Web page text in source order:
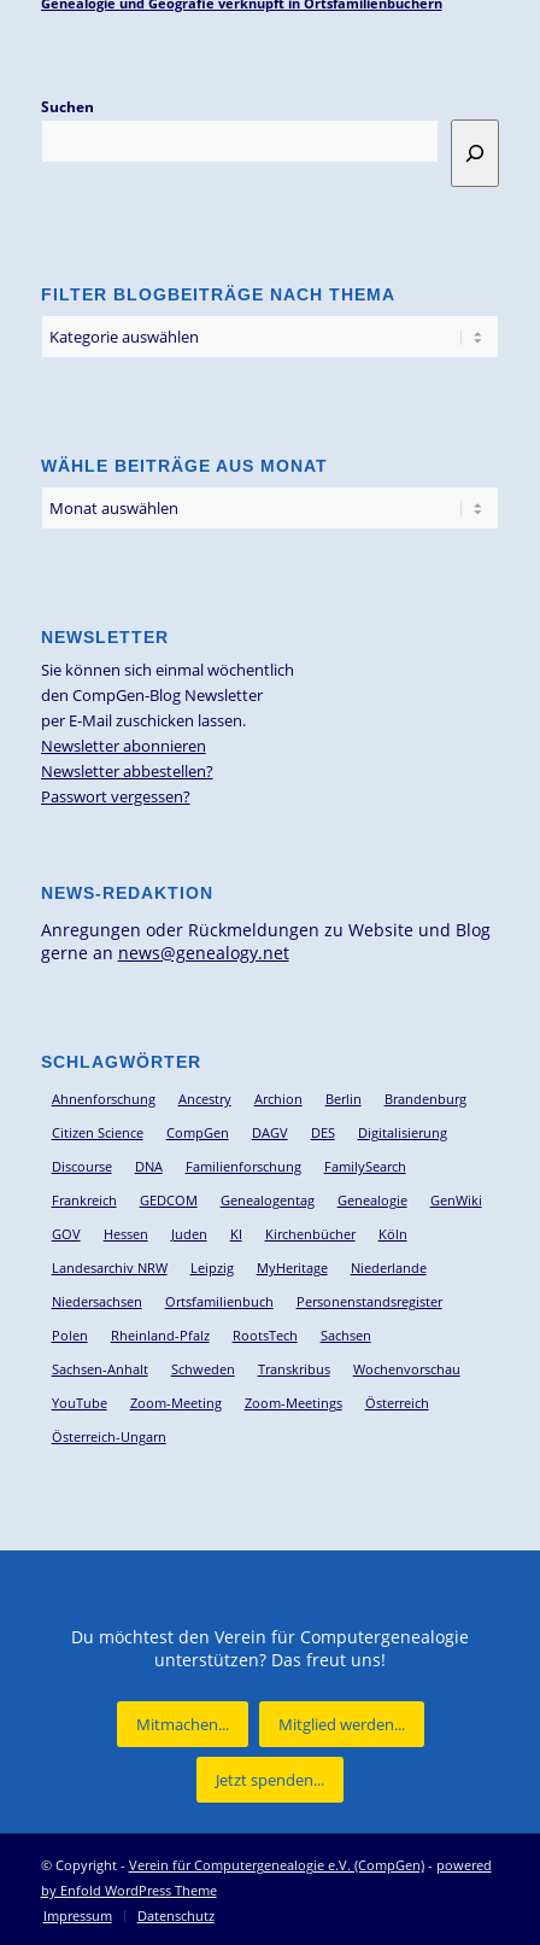
Suchen
FILTER BLOGBEITRÄGE NACH THEMA
Blogbeiträge
WÄHLE BEITRÄGE AUS MONAT
NEWSLETTER
Sie können sich einmal wöchentlich
den CompGen-Blog Newsletter
per E-Mail zuschicken lassen.
Newsletter abonnieren
Newsletter abbestellen?
Passwort vergessen?
NEWS-REDAKTION
Anregungen oder Rückmeldungen zu Website und Blog
gerne an news@genealogy.net
SCHLAGWÖRTER
Ahnenforschung Ancestry Archion Berlin
Brandenburg
Citizen Science
CompGen DAGV DES
Digitalisierung
Discourse
DNA Familienforschung
FamilySearch
Frankreich
GEDCOM Genealogentag Genealogie
GenWiki
GOV
Hessen Juden KI Kirchenbücher
Köln
Landesarchiv NRW
Leipzig MyHeritage
Niederlande
Niedersachsen
Ortsfamilienbuch
Personenstandsregister
Polen
Rheinland-Pfalz RootsTech
Sachsen
Sachsen-Anhalt
Schweden Transkribus
Wochenvorschau
YouTube
Zoom-Meeting Zoom-Meetings
Österreich
Österreich-Ungarn
Du möchtest den Verein für Computergenealogie
unterstützen? Das freut uns!
Mitmachen... Mitglied werden...
Jetzt spenden...
© Copyright - Verein für Computergenealogie e.V. (CompGen)- powered
by Enfold WordPress Theme
Impressum
Datenschutz